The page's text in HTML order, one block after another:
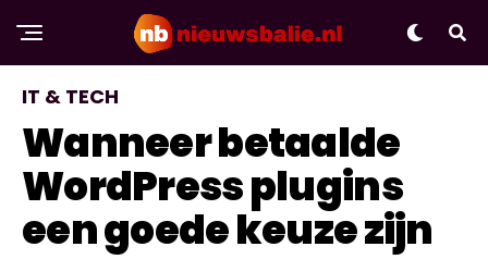
IT & TECH
Wanneer betaalde
WordPress plugins
een goede keuze zijn